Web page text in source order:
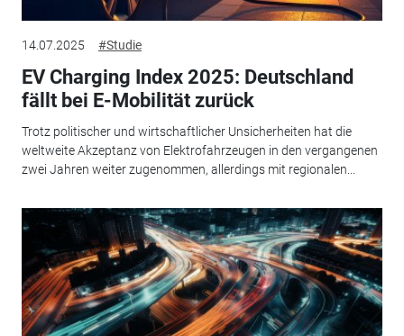
14.07.2025 #Studie
EV Charging Index 2025: Deutschland
fällt bei E-Mobilität zurück
Trotz politischer und wirtschaftlicher Unsicherheiten hat die
weltweite Akzeptanz von Elektrofahrzeugen in den vergangenen
zwei Jahren weiter zugenommen, allerdings mit regionalen...